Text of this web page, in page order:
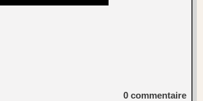
0 commentaire